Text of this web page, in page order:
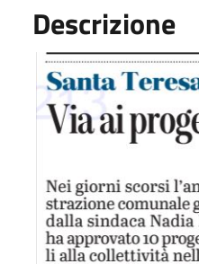
Descrizione